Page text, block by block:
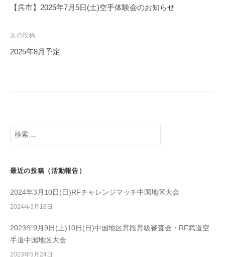
稿
ビ
ゲ
【呉市】2025年7月5日(土)空手体験会のお知らせ
次の投稿
2025年8月予定
検
最近の投稿（活動報告）
2024年3月10日(日)RFチャレンジマッチ中国地区大会
2024年3月18日
2023年9月9日(土)10日(日)中国地区昇段昇級審査会・RF武道空
手道中国地区大会
2023年9月24日